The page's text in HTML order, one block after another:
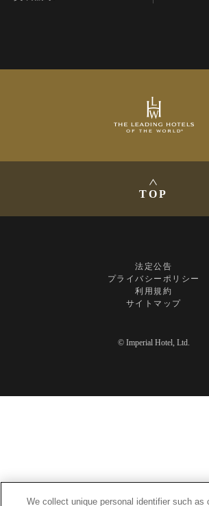
TOP
法定公告
プライバシーポリシー
利用規約
サイトマップ
© Imperial Hotel, Ltd.
We collect unique personal identifier such as